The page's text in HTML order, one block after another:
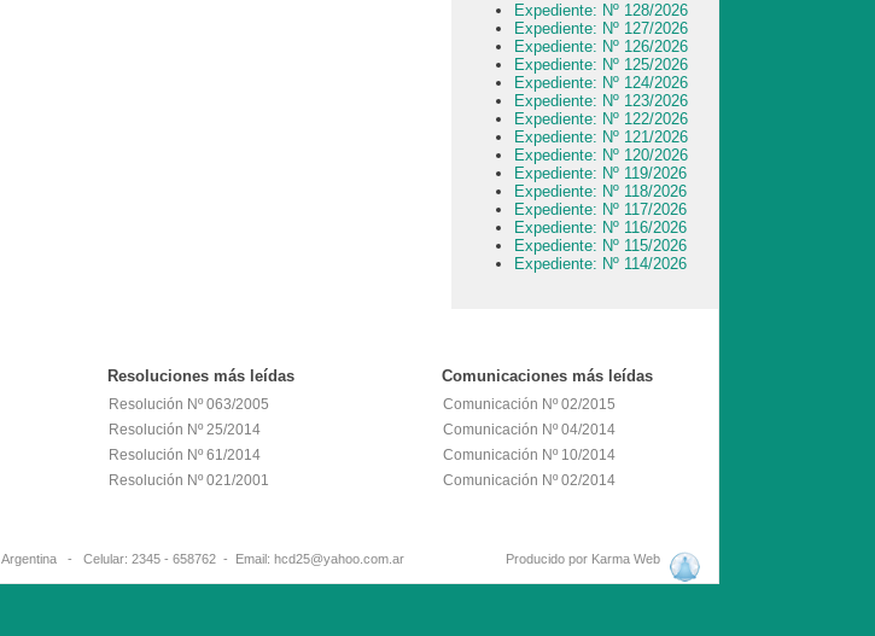
Expediente: Nº 128/2026
Expediente: Nº 127/2026
Expediente: Nº 126/2026
Expediente: Nº 125/2026
Expediente: Nº 124/2026
Expediente: Nº 123/2026
Expediente: Nº 122/2026
Expediente: Nº 121/2026
Expediente: Nº 120/2026
Expediente: Nº 119/2026
Expediente: Nº 118/2026
Expediente: Nº 117/2026
Expediente: Nº 116/2026
Expediente: Nº 115/2026
Expediente: Nº 114/2026
Resoluciones más leídas
Resolución Nº 063/2005
Resolución Nº 25/2014
Resolución Nº 61/2014
Resolución Nº 021/2001
Comunicaciones más leídas
Comunicación Nº 02/2015
Comunicación Nº 04/2014
Comunicación Nº 10/2014
Comunicación Nº 02/2014
- Argentina - Celular: 2345 - 658762 - Email: hcd25@yahoo.com.ar Producido por Karma Web